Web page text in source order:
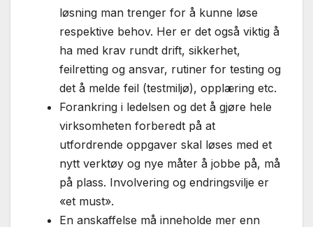
løsning man trenger for å kunne løse
respektive behov. Her er det også viktig å
ha med krav rundt drift, sikkerhet,
feilretting og ansvar, rutiner for testing og
det å melde feil (testmiljø), opplæring etc.
Forankring i ledelsen og det å gjøre hele
virksomheten forberedt på at
utfordrende oppgaver skal løses med et
nytt verktøy og nye måter å jobbe på, må
på plass. Involvering og endringsvilje er
«et must».
En anskaffelse må inneholde mer enn